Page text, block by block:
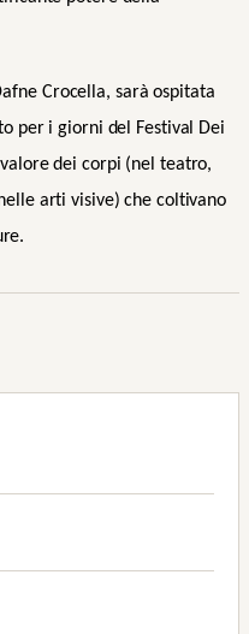
Crocella, sarà ospitata
per i giorni del Festival Dei
dei corpi (nel teatro,
arti visive) che coltivano